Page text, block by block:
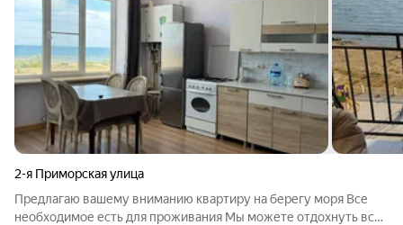
2-я Приморская улица
Предлагаю вашему вниманию квартиру на берегу моря Все
необходимое есть для проживания Мы можете отдохнуть всей